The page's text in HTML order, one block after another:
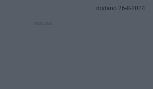
dodano 26-8-2024